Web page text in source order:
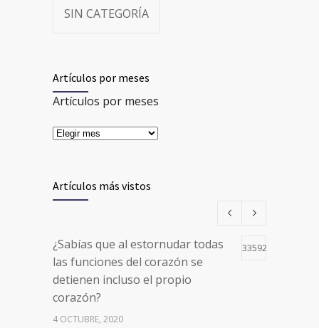
SIN CATEGORÍA
Artículos por meses
Artículos por meses
Artículos más vistos
¿Sabías que al estornudar todas
las funciones del corazón se
detienen incluso el propio
corazón?
33592
4 OCTUBRE, 2020